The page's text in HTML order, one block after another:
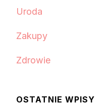
Uroda
Zakupy
Zdrowie
OSTATNIE WPISY